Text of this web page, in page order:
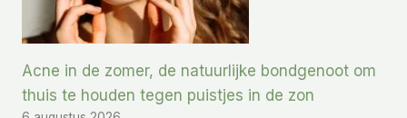
Acne in de zomer, de natuurlijke bondgenoot om
thuis te houden tegen puistjes in de zon